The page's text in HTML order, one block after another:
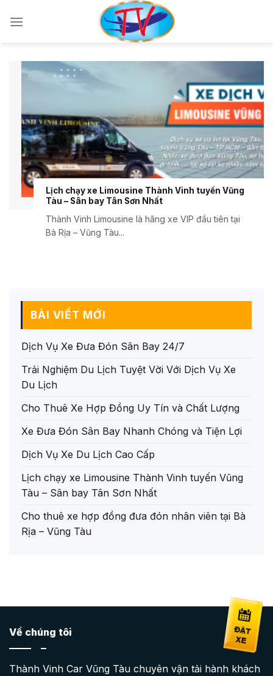
đến
BÀI VIẾT MỚI
Dịch Vụ Xe Đưa Đón Sân Bay 24/7
Trải Nghiệm Du Lịch Tuyệt Vời Với Dịch Vụ Xe
Du Lịch
Cho Thuê Xe Hợp Đồng Uy Tín và Chất Lượng
Xe Đưa Đón Sân Bay Nhanh Chóng và Tiện Lợi
Dịch Vụ Xe Du Lịch Cao Cấp
Lịch chạy xe Limousine Thành Vinh tuyến Vũng
Tàu – Sân bay Tân Sơn Nhất
Cho thuê xe hợp đồng đưa đón nhân viên tại Bà
Rịa – Vũng Tàu
Lịch chạy xe Limousine Thành Vinh tuyến Vũng
Tàu – Sân bay Tân Sơn Nhất
Thành Vinh Limousine là hãng xe VIP đầu tiên tại
Bà Rịa – Vũng Tàu...
Về chúng tôi
Thành Vinh Car Vũng Tàu chuyên vận tải hành khách